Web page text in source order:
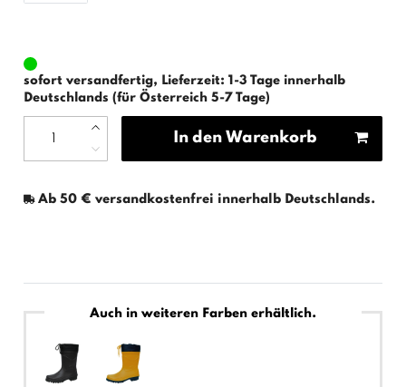
sofort versandfertig, Lieferzeit: 1-3 Tage innerhalb
Deutschlands (für Österreich 5-7 Tage)
In den Warenkorb
Ab 50 € versandkostenfrei innerhalb Deutschlands.
Auch in weiteren Farben erhältlich.